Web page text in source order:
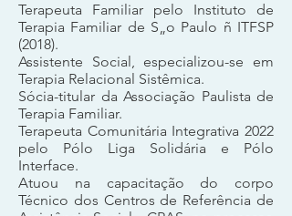
Terapeuta Familiar pelo Instituto de
Terapia Familiar de S„o Paulo ñ ITFSP
(2018).
Assistente Social, especializou-se em
Terapia Relacional Sistêmica.
Sócia-titular da Associação Paulista de
Terapia Familiar.
Terapeuta Comunitária Integrativa 2022
pelo Pólo Liga Solidária e Pólo
Interface.
Atuou na capacitação do corpo
Técnico dos Centros de Referência de